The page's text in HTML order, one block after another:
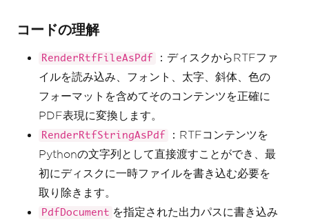
コードの理解
RenderRtfFileAsPdf
：ディスクからRTFファ
イルを読み込み、フォント、太字、斜体、色の
フォーマットを含めてそのコンテンツを正確に
PDF表現に変換します。
RenderRtfStringAsPdf
：RTFコンテンツを
Pythonの文字列として直接渡すことができ、最
初にディスクに一時ファイルを書き込む必要を
取り除きます。
PdfDocument を指定された出力パスに書き込み